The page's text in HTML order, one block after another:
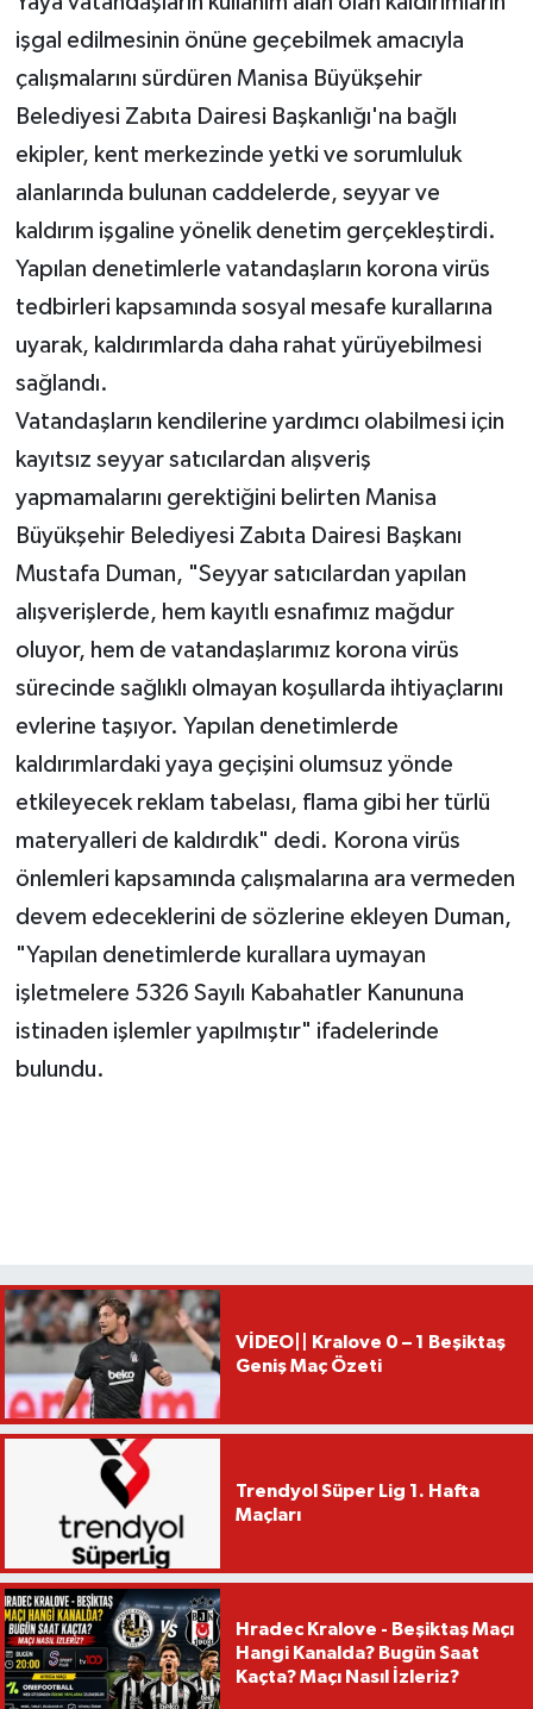
işgal edilmesinin önüne geçebilmek amacıyla
çalışmalarını sürdüren Manisa Büyükşehir
Belediyesi Zabıta Dairesi Başkanlığı'na bağlı
ekipler, kent merkezinde yetki ve sorumluluk
alanlarında bulunan caddelerde, seyyar ve
kaldırım işgaline yönelik denetim gerçekleştirdi.
Yapılan denetimlerle vatandaşların korona virüs
tedbirleri kapsamında sosyal mesafe kurallarına
uyarak, kaldırımlarda daha rahat yürüyebilmesi
sağlandı.
Vatandaşların kendilerine yardımcı olabilmesi için
kayıtsız seyyar satıcılardan alışveriş
yapmamalarını gerektiğini belirten Manisa
Büyükşehir Belediyesi Zabıta Dairesi Başkanı
Mustafa Duman, "Seyyar satıcılardan yapılan
alışverişlerde, hem kayıtlı esnafımız mağdur
oluyor, hem de vatandaşlarımız korona virüs
sürecinde sağlıklı olmayan koşullarda ihtiyaçlarını
evlerine taşıyor. Yapılan denetimlerde
kaldırımlardaki yaya geçişini olumsuz yönde
etkileyecek reklam tabelası, flama gibi her türlü
materyalleri de kaldırdık" dedi. Korona virüs
önlemleri kapsamında çalışmalarına ara vermeden
devem edeceklerini de sözlerine ekleyen Duman,
"Yapılan denetimlerde kurallara uymayan
işletmelere 5326 Sayılı Kabahatler Kanununa
istinaden işlemler yapılmıştır" ifadelerinde
bulundu.
VİDEO|| Kralove 0 – 1 Beşiktaş
Geniş Maç Özeti
Trendyol Süper Lig 1. Hafta
Maçları
Hradec Kralove - Beşiktaş Maçı
Hangi Kanalda? Bugün Saat
Kaçta? Maçı Nasıl İzleriz?